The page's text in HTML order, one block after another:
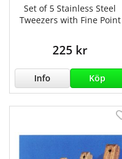
Set of 5 Stainless Steel
Tweezers with Fine Point
225 kr
Info Köp